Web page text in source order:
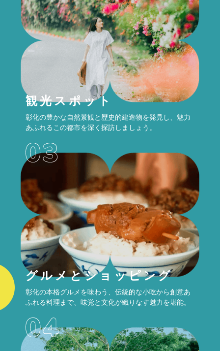
観光スポット
彰化の豊かな自然景観と歴史的建造物を発見し、魅力
あふれるこの都市を深く探訪しましょう。
グルメとショッピング
彰化の本格グルメを味わう、伝統的な小吃から創意あ
ふれる料理まで、味覚と文化が織りなす魅力を堪能。